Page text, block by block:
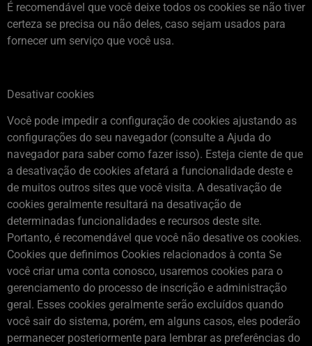
É recomendável que você deixe todos os cookies se não tiver
certeza se precisa ou não deles, caso sejam usados ​​para
fornecer um serviço que você usa.
Desativar cookies
Você pode impedir a configuração de cookies ajustando as
configurações do seu navegador (consulte a Ajuda do
navegador para saber como fazer isso). Esteja ciente de que
a desativação de cookies afetará a funcionalidade deste e
de muitos outros sites que você visita. A desativação de
cookies geralmente resultará na desativação de
determinadas funcionalidades e recursos deste site.
Portanto, é recomendável que você não desative os cookies.
Cookies que definimos Cookies relacionados à conta Se
você criar uma conta conosco, usaremos cookies para o
gerenciamento do processo de inscrição e administração
geral. Esses cookies geralmente serão excluídos quando
você sair do sistema, porém, em alguns casos, eles poderão
permanecer posteriormente para lembrar as preferências do